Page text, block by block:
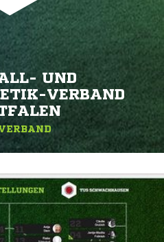
UND L
VERBAND W